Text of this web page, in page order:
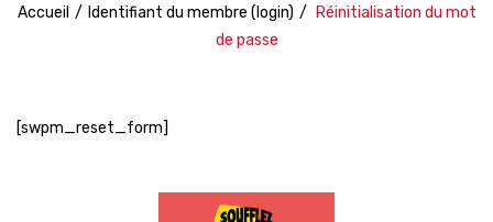
Accueil / Identifiant du membre (login) /
Réinitialisation du mot
de passe
[swpm_reset_form]